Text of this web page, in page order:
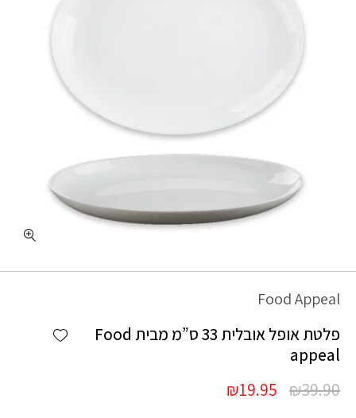
Food Appeal
wishlist
פלטת אופל אובלית 33 ס”מ מבית Food
appeal
₪39.90
המחיר₪19.95 המחיר